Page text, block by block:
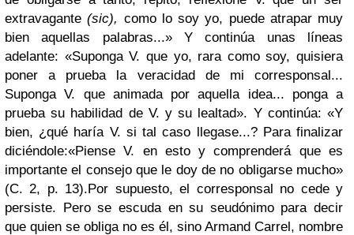
extravagante(sic), como lo soy yo, puede atrapar muy
bien aquellas palabras...» Y continúa unas líneas
adelante: «Suponga V. que yo, rara como soy, quisiera
poner a prueba la veracidad de mi corresponsal...
Suponga V. que animada por aquella idea... ponga a
prueba su habilidad de V. y su lealtad». Y continúa: «Y
bien, ¿qué haría V. si tal caso llegase...? Para finalizar
diciéndole:«Piense V. en esto y comprenderá que es
importante el consejo que le doy de no obligarse mucho»
(C. 2, p. 13).Por supuesto, el corresponsal no cede y
persiste. Pero se escuda en su seudónimo para decir
que quien se obliga no es él, sino Armand Carrel, nombre